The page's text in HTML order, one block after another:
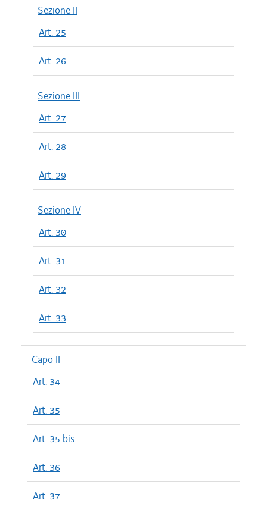
Sezione II
Art. 25
Art. 26
Sezione III
Art. 27
Art. 28
Art. 29
Sezione IV
Art. 30
Art. 31
Art. 32
Art. 33
Capo II
Art. 34
Art. 35
Art. 35 bis
Art. 36
Art. 37